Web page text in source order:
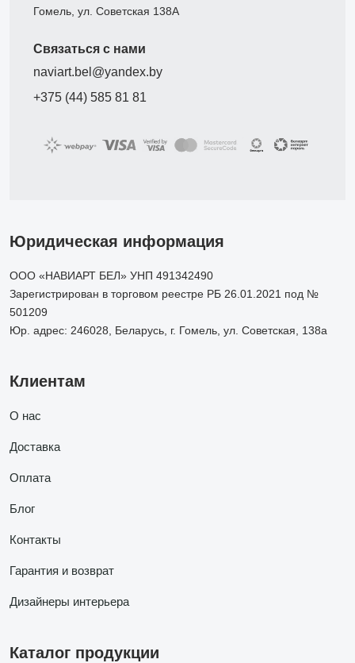
Гомель, ул. Советская 138А
Связаться с нами
naviart.bel@yandex.by
+375 (44) 585 81 81
Юридическая информация
ООО «НАВИАРТ БЕЛ» УНП 491342490
Зарегистрирован в торговом реестре РБ 26.01.2021 под №
501209
Юр. адрес: 246028, Беларусь, г. Гомель, ул. Советская, 138а
Клиентам
О нас
Доставка
Оплата
Блог
Контакты
Гарантия и возврат
Дизайнеры интерьера
Каталог продукции